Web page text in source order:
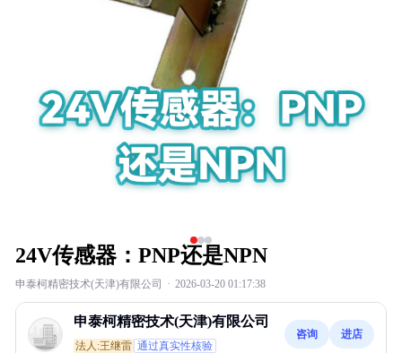
24V传感器：PNP还是NPN
申泰柯精密技术(天津)有限公司 · 2026-03-20 01:17:38
申泰柯精密技术(天津)有限公司
法人:王继雷 通过真实性核验
咨询 进店